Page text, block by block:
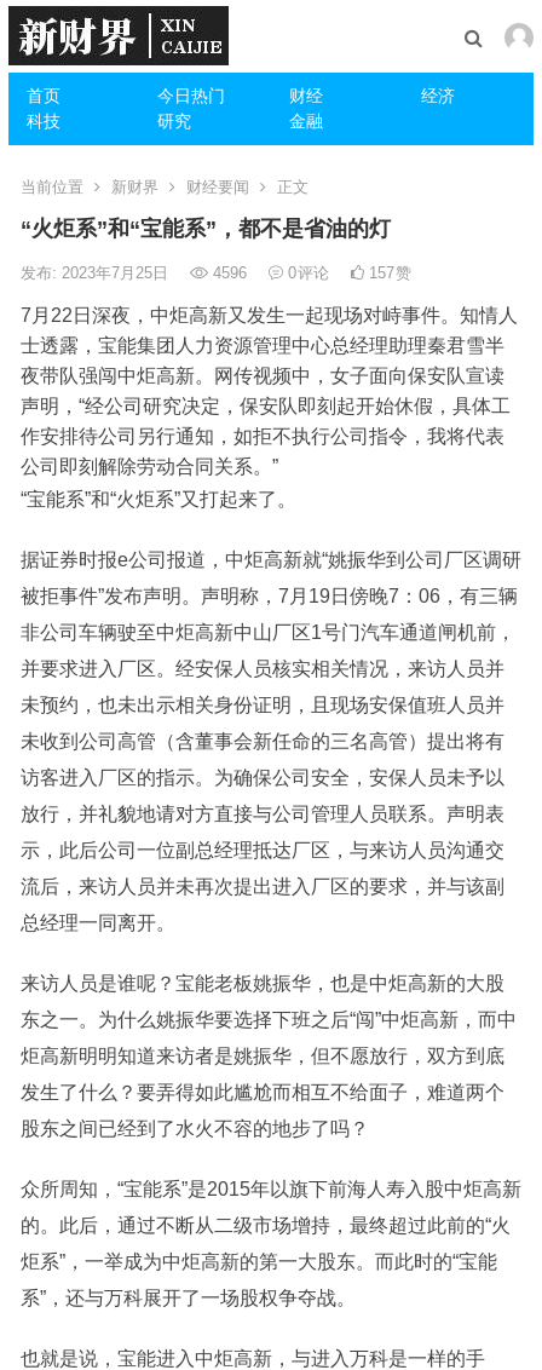
首页 今日热门 财经
经济
科技
研究 金融
当前位置 新财界 财经要闻 正文
“火炬系”和“宝能系”，都不是省油的灯
发布: 2023年7月25日 4596 0评论 157赞
7月22日深夜，中炬高新又发生一起现场对峙事件。知情人
士透露，宝能集团人力资源管理中心总经理助理秦君雪半
夜带队强闯中炬高新。网传视频中，女子面向保安队宣读
声明，“经公司研究决定，保安队即刻起开始休假，具体工
作安排待公司另行通知，如拒不执行公司指令，我将代表
公司即刻解除劳动合同关系。”
“宝能系”和“火炬系”又打起来了。
据证券时报e公司报道，中炬高新就“姚振华到公司厂区调研
被拒事件”发布声明。声明称，7月19日傍晚7：06，有三辆
非公司车辆驶至中炬高新中山厂区1号门汽车通道闸机前，
并要求进入厂区。经安保人员核实相关情况，来访人员并
未预约，也未出示相关身份证明，且现场安保值班人员并
未收到公司高管（含董事会新任命的三名高管）提出将有
访客进入厂区的指示。为确保公司安全，安保人员未予以
放行，并礼貌地请对方直接与公司管理人员联系。声明表
示，此后公司一位副总经理抵达厂区，与来访人员沟通交
流后，来访人员并未再次提出进入厂区的要求，并与该副
总经理一同离开。
来访人员是谁呢？宝能老板姚振华，也是中炬高新的大股
东之一。为什么姚振华要选择下班之后“闯”中炬高新，而中
炬高新明明知道来访者是姚振华，但不愿放行，双方到底
发生了什么？要弄得如此尴尬而相互不给面子，难道两个
股东之间已经到了水火不容的地步了吗？
众所周知，“宝能系”是2015年以旗下前海人寿入股中炬高新
的。此后，通过不断从二级市场增持，最终超过此前的“火
炬系”，一举成为中炬高新的第一大股东。而此时的“宝能
系”，还与万科展开了一场股权争夺战。
也就是说，宝能进入中炬高新，与进入万科是一样的手